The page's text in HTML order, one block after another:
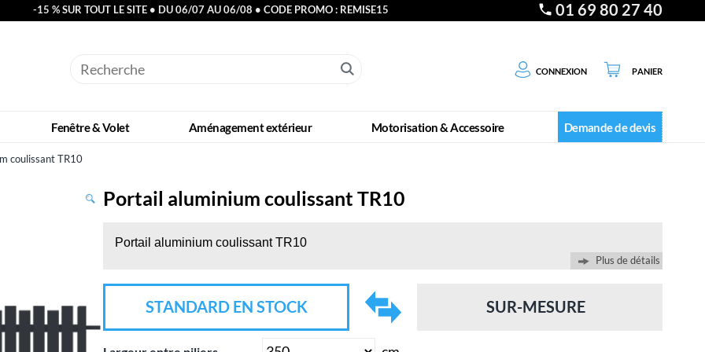
-15 % SUR TOUT LE SITE • DU 06/07 AU 06/08 • CODE PROMO : REMISE15 01 69 80 27 40
Connexion Panier
Fenêtre & Volet Aménagement extérieur Motorisation & Accessoire Demande de devis
coulissant TR10
Portail aluminium coulissant TR10
Portail aluminium coulissant TR10
Plus de détails
STANDARD EN STOCK SUR-MESURE